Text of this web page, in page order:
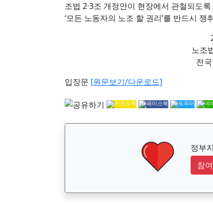
조법 2·3조 개정안이 현장에서 관철되도
‘모든 노동자의 노조 할 권리’를 반드시
노조
전
입장문 [원문보기/다운로드]
정부
참